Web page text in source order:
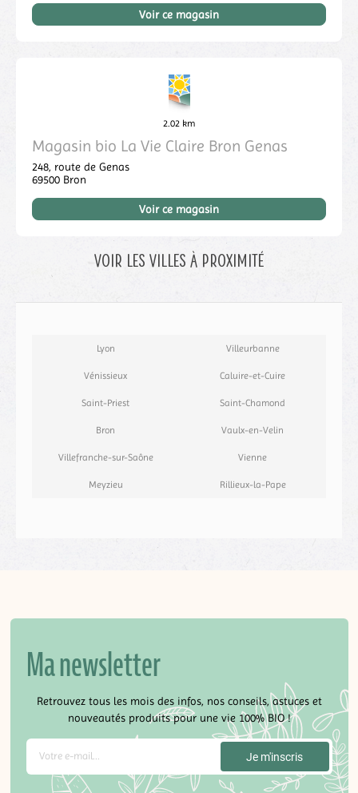
Voir ce magasin
2.02 km
Magasin bio La Vie Claire Bron Genas
248, route de Genas
69500 Bron
Voir ce magasin
Voir les villes à proximité
Lyon Villeurbanne
Vénissieux Caluire-et-Cuire
Saint-Priest Saint-Chamond
Bron Vaulx-en-Velin
Villefranche-sur-Saône Vienne
Meyzieu Rillieux-la-Pape
Ma newsletter
Retrouvez tous les mois des infos, nos conseils, astuces et
nouveautés produits pour une vie 100% BIO !